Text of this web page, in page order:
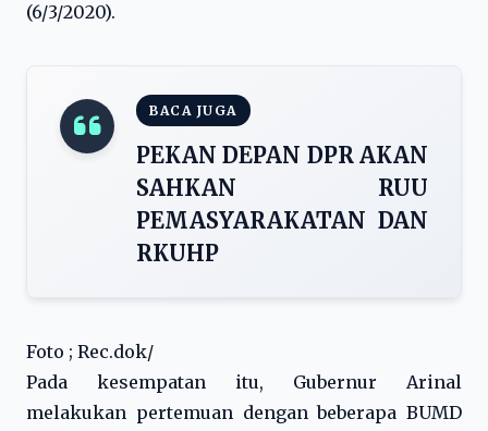
(6/3/2020).
BACA JUGA
PEKAN DEPAN DPR AKAN
SAHKAN RUU
PEMASYARAKATAN DAN
RKUHP
Foto ; Rec.dok/
Pada kesempatan itu, Gubernur Arinal
melakukan pertemuan dengan beberapa BUMD